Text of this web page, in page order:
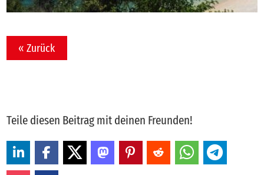
« Zurück
Teile diesen Beitrag mit deinen Freunden!